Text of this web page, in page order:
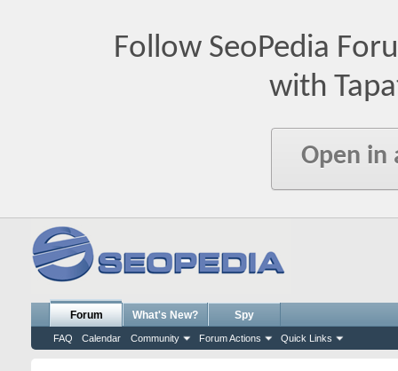
Follow SeoPedia
with
Open in
Forum
FAQ Calendar Community Forum Actions Quick Links
What's New? Spy